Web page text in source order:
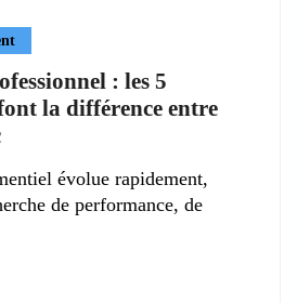
: les 5
la différence entre
évolue rapidement,
de performance, de